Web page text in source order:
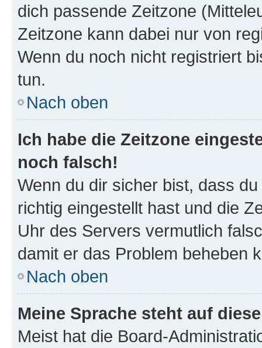
dich passende Zeitzone
Zeitzone kann dabei nur von
Wenn du noch nicht registriert
tun.
Nach oben
Ich habe die Zeitzone
noch falsch!
Wenn du dir sicher bist, dass
richtig eingestellt hast und die
Uhr des Servers vermutlich
damit er das Problem beheben
Nach oben
Meine Sprache steht auf
Meist hat die Board-